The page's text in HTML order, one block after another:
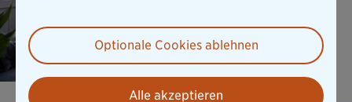
Optionale Cookies ablehnen
Alle akzeptieren